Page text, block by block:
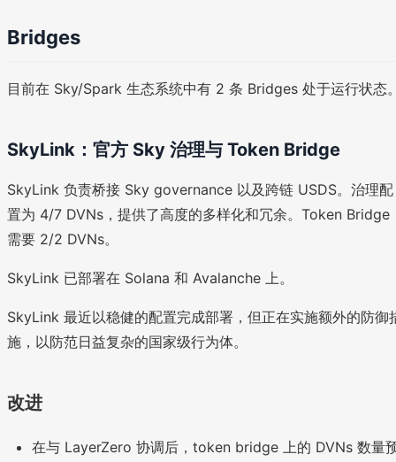
Bridges
目前在 Sky/Spark 生态系统中有 2 条 Bridges 处于运行状态
SkyLink：官方 Sky 治理与 Token Bridge
SkyLink 负责桥接 Sky governance 以及跨链 USDS。治理配
置为 4/7 DVNs，提供了高度的多样化和冗余。Token Bridge
需要 2/2 DVNs。
SkyLink 已部署在 Solana 和 Avalanche 上。
SkyLink 最近以稳健的配置完成部署，但正在实施额外的防御
施，以防范日益复杂的国家级行为体。
改进
在与 LayerZero 协调后，token bridge 上的 DVNs 数量